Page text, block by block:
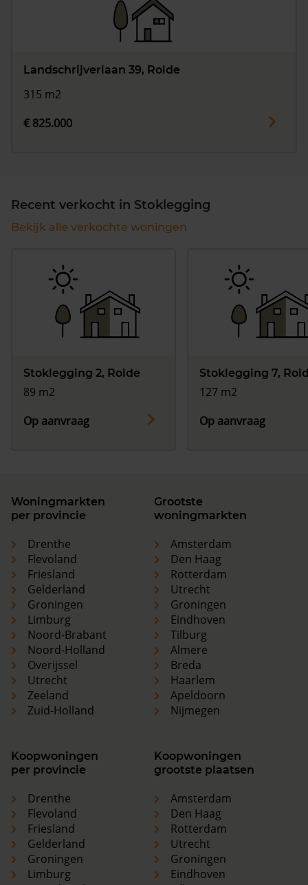
Landschrijverlaan 39, Rolde
315 m2
€ 825.000
Recent verkocht in Stoklegging
Bekijk alle verkochte woningen
Stoklegging 2, Rolde
89 m2
Op aanvraag
Stoklegging 7,
127 m2
Op aanvraag
Woningmarkten
per provincie
Drenthe
Flevoland
Friesland
Gelderland
Groningen
Limburg
Noord-Brabant
Noord-Holland
Overijssel
Utrecht
Zeeland
Zuid-Holland
Grootste
woningmarkten
Amsterdam
Den Haag
Rotterdam
Utrecht
Groningen
Eindhoven
Tilburg
Almere
Breda
Haarlem
Apeldoorn
Nijmegen
Koopwoningen
per provincie
Drenthe
Flevoland
Friesland
Gelderland
Groningen
Limburg
Koopwoningen
grootste plaatsen
Amsterdam
Den Haag
Rotterdam
Utrecht
Groningen
Eindhoven